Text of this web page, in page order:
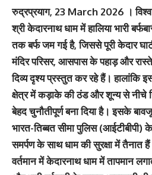
रुद्रप्रयाग, 23 March 2026 । विश्व
श्री केदारनाथ धाम में हालिया भारी
तक बर्फ जम गई है, जिससे पूरी केदार
मंदिर परिसर, आसपास के पहाड़ और
दिव्य दृश्य प्रस्तुत कर रहे हैं। हालांकि
क्षेत्र में कड़ाके की ठंड और शून्य से नीचे
बेहद चुनौतीपूर्ण बना दिया है। इसके
भारत-तिब्बत सीमा पुलिस (आईटीबीपी)
समर्पण के साथ धाम की सुरक्षा में तैनात
वर्तमान में केदारनाथ धाम में तापमान